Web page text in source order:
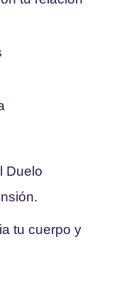
Duelo
tu cuerpo y